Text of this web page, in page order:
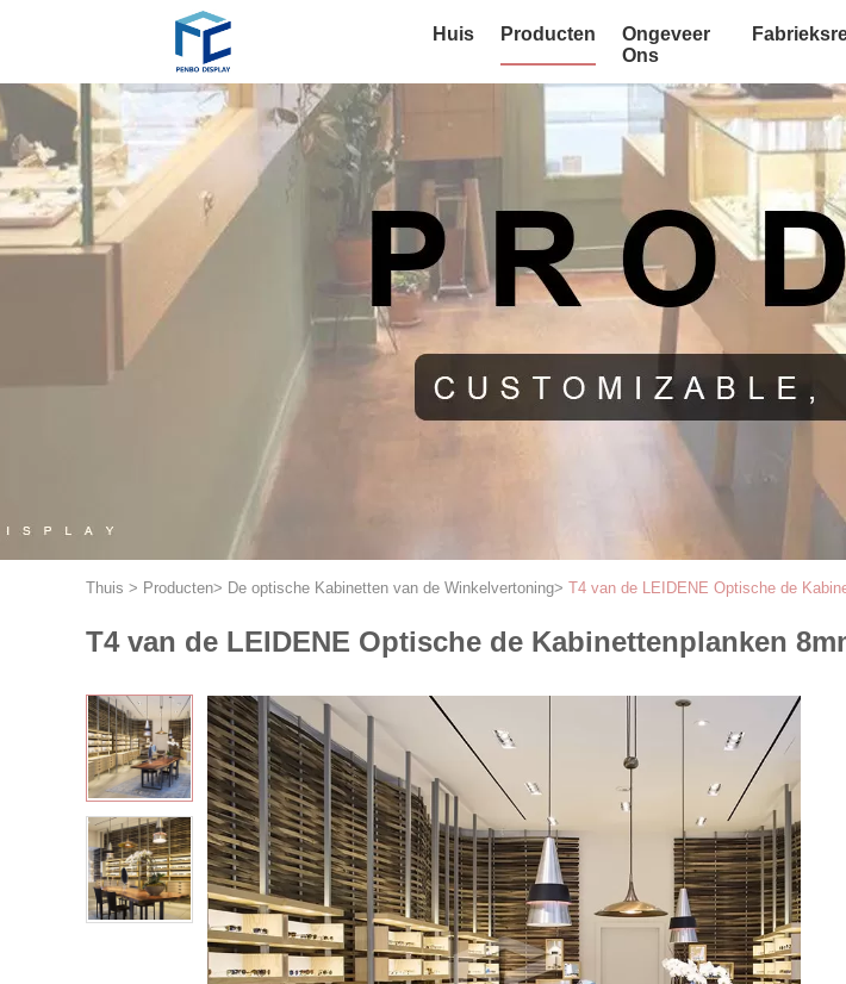
Huis Producten
Ongeveer
Ons
Thuis > Producten> De optische Kabinetten van de Winkelvertoning> T4 van de LEIDENE Optische de
T4 van de LEIDENE Optische de Kabinettenplanken